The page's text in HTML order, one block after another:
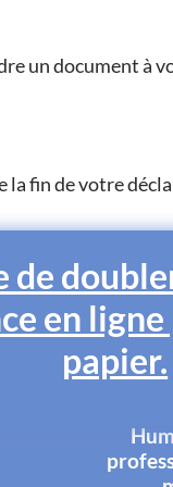
un document à
la fin de votre
de
en
papier.